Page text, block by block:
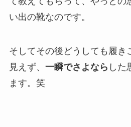
い出の靴なのです。
そしてその後どうしても履き
見えず、 一瞬でさよなら した
ます。笑